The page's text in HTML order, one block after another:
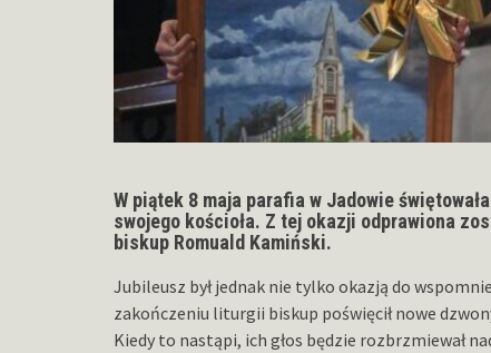
W piątek 8 maja parafia w Jadowie
swojego kościoła. Z tej okazji odprawiona
biskup Romuald Kamiński.
Jubileusz był jednak nie tylko okazją do
zakończeniu liturgii biskup poświęcił nowe
Kiedy to nastąpi, ich głos będzie rozbrzmiewał